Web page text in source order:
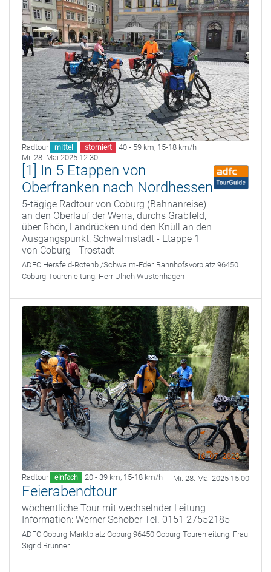
Radtour mittel storniert 40 - 59 km, 15-18 km/h
Mi. 28. Mai 2025 12:30
[1] In 5 Etappen von
Oberfranken nach Nordhessen
5-tägige Radtour von Coburg (Bahnanreise)
an den Oberlauf der Werra, durchs Grabfeld,
über Rhön, Landrücken und den Knüll an den
Ausgangspunkt, Schwalmstadt - Etappe 1
von Coburg - Trostadt
ADFC Hersfeld-Rotenb./Schwalm-Eder Bahnhofsvorplatz 96450
Coburg Tourenleitung: Herr Ulrich Wüstenhagen
Radtour einfach 20 - 39 km, 15-18 km/h Mi. 28. Mai 2025 15:00
Feierabendtour
wöchentliche Tour mit wechselnder Leitung
Information: Werner Schober Tel. 0151 27552185
ADFC Coburg Marktplatz Coburg 96450 Coburg Tourenleitung: Frau
Sigrid Brunner